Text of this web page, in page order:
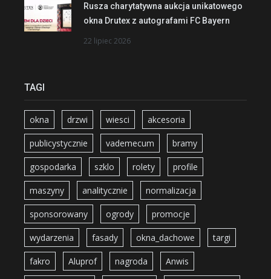
Rusza charytatywna aukcja unikatowego
okna Drutex z autografami FC Bayern
22 lipiec 2026
TAGI
okna drzwi wiesci akcesoria
publicystycznie vademecum bramy
gospodarka szklo rolety profile
maszyny analitycznie normalizacja
sponsorowany ogrody promocje
wydarzenia fasady okna_dachowe targi
fakro Aluprof nagroda Anwis